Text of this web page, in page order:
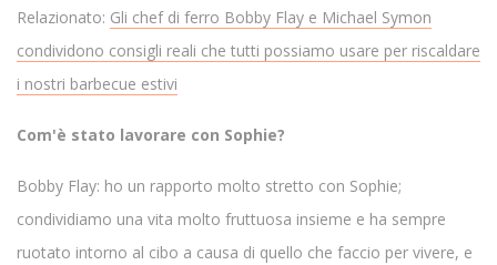
Relazionato: Gli chef di ferro Bobby Flay e Michael Symon
condividono consigli reali che tutti possiamo usare per riscaldare
i nostri barbecue estivi
Com'è stato lavorare con Sophie?
Bobby Flay: ho un rapporto molto stretto con Sophie;
condividiamo una vita molto fruttuosa insieme e ha sempre
ruotato intorno al cibo a causa di quello che faccio per vivere, e